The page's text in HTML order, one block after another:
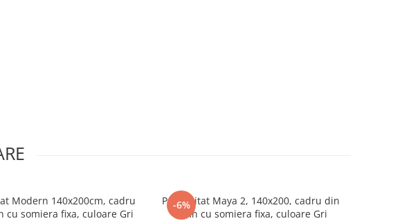
Modern 140x200cm, cadru
cu somiera fixa, culoare Gri
-6%
Pat tapitat Maya 2, 140x200, cadru din
lemn cu somiera fixa, culoare Gri